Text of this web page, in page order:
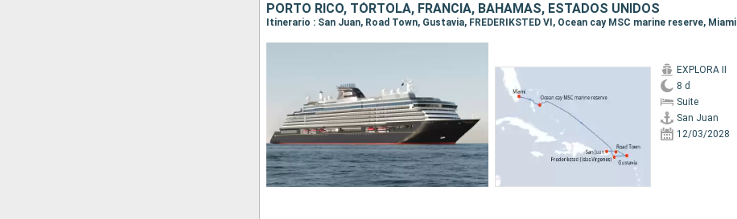
PORTO RICO, TÓRTOLA, FRANCIA, BAHAMAS, ESTADOS UNIDOS
Itinerario : San Juan, Road Town, Gustavia, FREDERIKSTED VI, Ocean cay MSC marine reserve, Miami
EXPLORA II
8 d
Suite
San Juan
12/03/2028